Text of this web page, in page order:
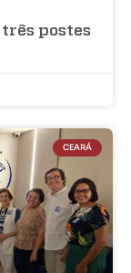
postes
CEARÁ